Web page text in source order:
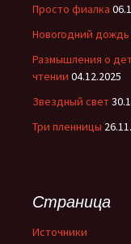
Просто фиалка
Новогодний дождь
Размышления о
чтении 04.12.2025
Звездный свет
Три пленницы
Страница
Источники